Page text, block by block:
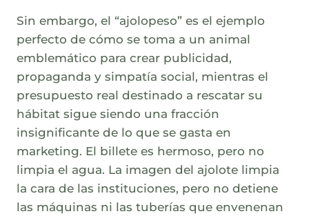
Sin embargo, el “ajolopeso” es el ejemplo
perfecto de cómo se toma a un animal
emblemático para crear publicidad,
propaganda y simpatía social, mientras el
presupuesto real destinado a rescatar su
hábitat sigue siendo una fracción
insignificante de lo que se gasta en
marketing. El billete es hermoso, pero no
limpia el agua. La imagen del ajolote limpia
la cara de las instituciones, pero no detiene
las máquinas ni las tuberías que envenenan